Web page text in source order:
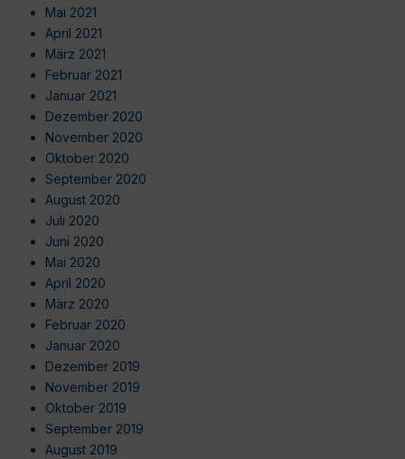
Mai 2021
April 2021
März 2021
Februar 2021
Januar 2021
Dezember 2020
November 2020
Oktober 2020
September 2020
August 2020
Juli 2020
Juni 2020
Mai 2020
April 2020
März 2020
Februar 2020
Januar 2020
Dezember 2019
November 2019
Oktober 2019
September 2019
August 2019